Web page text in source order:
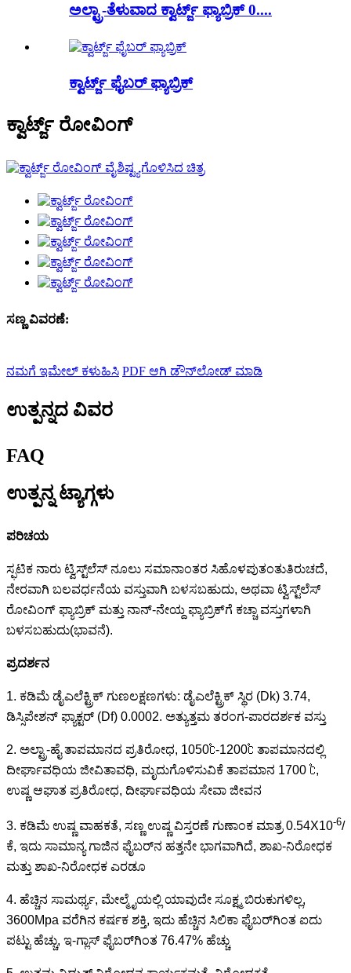
ಅಲ್ಟ್ರಾ-ತೆಳುವಾದ ಕ್ವಾರ್ಟ್ಜ್ ಫ್ಯಾಬ್ರಿಕ್ 0....
ಕ್ವಾರ್ಟ್ಜ್ ಫೈಬರ್ ಫ್ಯಾಬ್ರಿಕ್
ಕ್ವಾರ್ಟ್ಜ್ ರೋವಿಂಗ್
ಸಣ್ಣ ವಿವರಣೆ:
ನಮಗೆ ಇಮೇಲ್ ಕಳುಹಿಸಿ PDF ಆಗಿ ಡೌನ್‌ಲೋಡ್ ಮಾಡಿ
ಉತ್ಪನ್ನದ ವಿವರ
FAQ
ಉತ್ಪನ್ನ ಟ್ಯಾಗ್ಗಳು
ಪರಿಚಯ
ಸ್ಫಟಿಕ ನಾರು ಟ್ವಿಸ್ಟ್‌ಲೆಸ್ ನೂಲು ಸಮಾನಾಂತರ ಸಿಹೊಳಪುತಂತುತಿರುಚದೆ,
ನೇರವಾಗಿ ಬಲವರ್ಧನೆಯ ವಸ್ತುವಾಗಿ ಬಳಸಬಹುದು, ಅಥವಾ ಟ್ವಿಸ್ಟ್‌ಲೆಸ್
ರೋವಿಂಗ್ ಫ್ಯಾಬ್ರಿಕ್ ಮತ್ತು ನಾನ್-ನೇಯ್ದ ಫ್ಯಾಬ್ರಿಕ್‌ಗೆ ಕಚ್ಚಾ ವಸ್ತುಗಳಾಗಿ
ಬಳಸಬಹುದು(ಭಾವನೆ).
ಪ್ರದರ್ಶನ
1. ಕಡಿಮೆ ಡೈಎಲೆಕ್ಟ್ರಿಕ್ ಗುಣಲಕ್ಷಣಗಳು: ಡೈಎಲೆಕ್ಟ್ರಿಕ್ ಸ್ಥಿರ (Dk) 3.74,
ಡಿಸ್ಸಿಪೇಶನ್ ಫ್ಯಾಕ್ಟರ್ (Df) 0.0002. ಅತ್ಯುತ್ತಮ ತರಂಗ-ಪಾರದರ್ಶಕ ವಸ್ತು
2. ಅಲ್ಟ್ರಾ-ಹೈ ತಾಪಮಾನದ ಪ್ರತಿರೋಧ, 1050℃-1200℃ ತಾಪಮಾನದಲ್ಲಿ
ದೀರ್ಘಾವಧಿಯ ಜೀವಿತಾವಧಿ, ಮೃದುಗೊಳಿಸುವಿಕೆ ತಾಪಮಾನ 1700 ℃,
ಉಷ್ಣ ಆಘಾತ ಪ್ರತಿರೋಧ, ದೀರ್ಘಾವಧಿಯ ಸೇವಾ ಜೀವನ
3. ಕಡಿಮೆ ಉಷ್ಣ ವಾಹಕತೆ, ಸಣ್ಣ ಉಷ್ಣ ವಿಸ್ತರಣೆ ಗುಣಾಂಕ ಮಾತ್ರ 0.54X10-6/
ಕೆ, ಇದು ಸಾಮಾನ್ಯ ಗಾಜಿನ ಫೈಬರ್‌ನ ಹತ್ತನೇ ಭಾಗವಾಗಿದೆ, ಶಾಖ-ನಿರೋಧಕ
ಮತ್ತು ಶಾಖ-ನಿರೋಧಕ ಎರಡೂ
4. ಹೆಚ್ಚಿನ ಸಾಮರ್ಥ್ಯ, ಮೇಲ್ಮೈಯಲ್ಲಿ ಯಾವುದೇ ಸೂಕ್ಷ್ಮ ಬಿರುಕುಗಳಿಲ್ಲ,
3600Mpa ವರೆಗಿನ ಕರ್ಷಕ ಶಕ್ತಿ, ಇದು ಹೆಚ್ಚಿನ ಸಿಲಿಕಾ ಫೈಬರ್‌ಗಿಂತ ಐದು
ಪಟ್ಟು ಹೆಚ್ಚು, ಇ-ಗ್ಲಾಸ್ ಫೈಬರ್‌ಗಿಂತ 76.47% ಹೆಚ್ಚು